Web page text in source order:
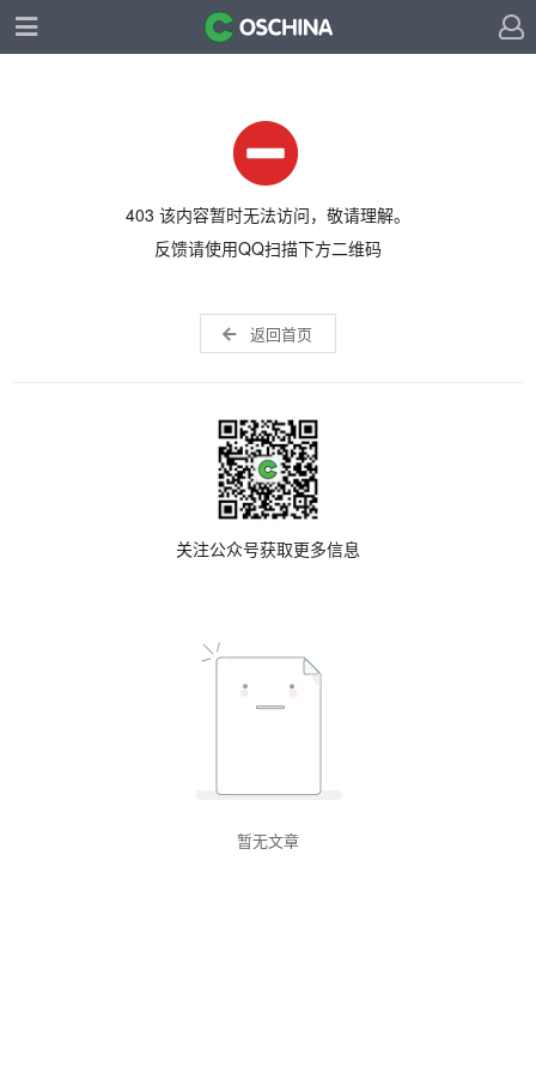
403 该内容暂时无法访问，敬请理解。
反馈请使用QQ扫描下方二维码
返回首页
关注公众号获取更多信息
暂无文章